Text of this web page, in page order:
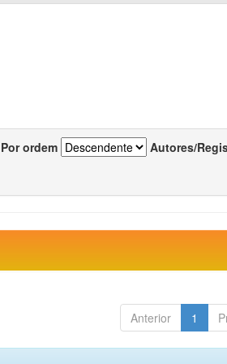
Por ordem Autores/
Anterior 1